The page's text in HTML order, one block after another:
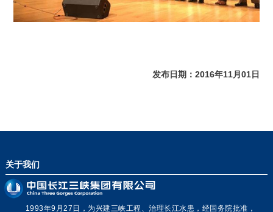
发布日期：2016年11月01日
关于我们
1993年9月27日，为兴建三峡工程、治理长江水患，经国务院批准，